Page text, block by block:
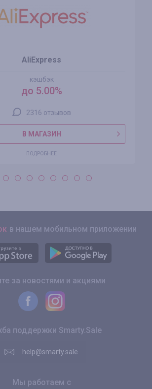
AliExpress
кэшбэк
до 5.00%
2316 отзывов
В МАГАЗИН
ПОДРОБНЕЕ
в нашем мобильном приложении
за новостями и акциями
поддержки Smarty.Sale
help@smarty.sale
Мы работаем с